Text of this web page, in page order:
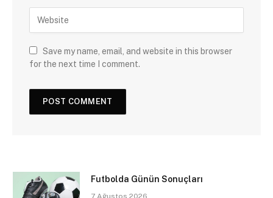
Save my name, email, and website in this browser
for the next time I comment.
Futbolda Günün Sonuçları
7 Ağustos 2026